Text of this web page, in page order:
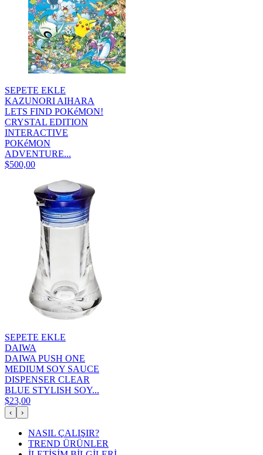
SEPETE EKLE
KAZUNORI AIHARA
LETS FIND POKéMON!
CRYSTAL EDITION
INTERACTIVE
POKéMON
ADVENTURE...
$500,00
SEPETE EKLE
DAIWA
DAIWA PUSH ONE
MEDIUM SOY SAUCE
DISPENSER CLEAR
BLUE STYLISH SOY...
$23,00
‹ ›
NASIL ÇALIŞIR?
TREND ÜRÜNLER